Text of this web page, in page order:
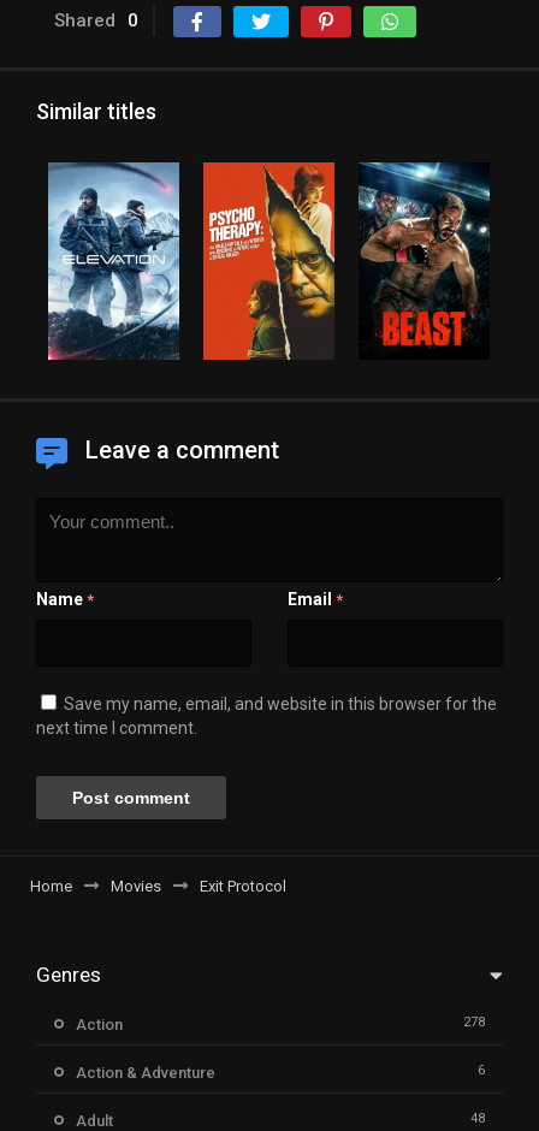
Shared 0
Similar titles
Leave a comment
Name * Email *
Save my name, email, and website in this browser for the
next time I comment.
Home Movies Exit Protocol
Genres
Action 278
Action & Adventure 6
Adult 48